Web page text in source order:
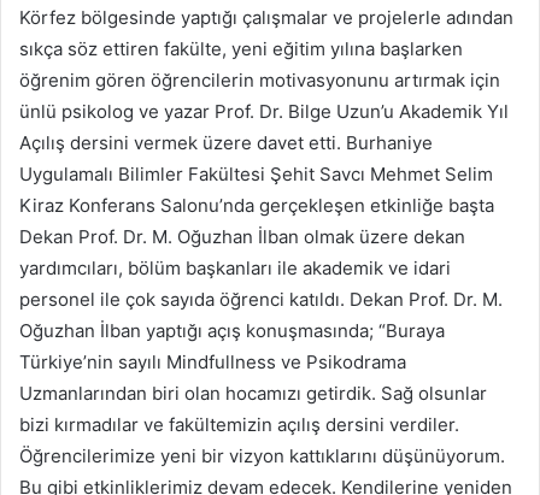
Körfez bölgesinde yaptığı çalışmalar ve projelerle adından
sıkça söz ettiren fakülte, yeni eğitim yılına başlarken
öğrenim gören öğrencilerin motivasyonunu artırmak için
ünlü psikolog ve yazar Prof. Dr. Bilge Uzun’u Akademik Yıl
Açılış dersini vermek üzere davet etti. Burhaniye
Uygulamalı Bilimler Fakültesi Şehit Savcı Mehmet Selim
Kiraz Konferans Salonu’nda gerçekleşen etkinliğe başta
Dekan Prof. Dr. M. Oğuzhan İlban olmak üzere dekan
yardımcıları, bölüm başkanları ile akademik ve idari
personel ile çok sayıda öğrenci katıldı. Dekan Prof. Dr. M.
Oğuzhan İlban yaptığı açış konuşmasında; “Buraya
Türkiye’nin sayılı Mindfullness ve Psikodrama
Uzmanlarından biri olan hocamızı getirdik. Sağ olsunlar
bizi kırmadılar ve fakültemizin açılış dersini verdiler.
Öğrencilerimize yeni bir vizyon kattıklarını düşünüyorum.
Bu gibi etkinliklerimiz devam edecek. Kendilerine yeniden